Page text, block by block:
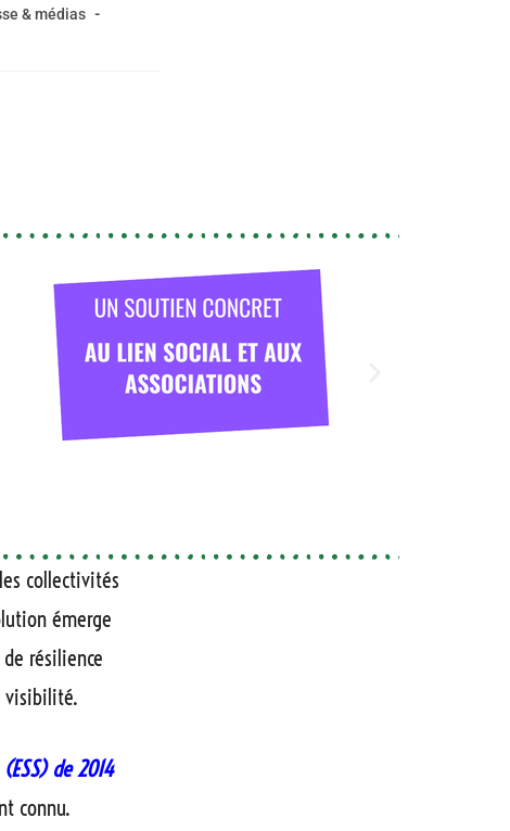
& médias
collectivités
émerge
résilience
visibilité.
de 2014
connu.